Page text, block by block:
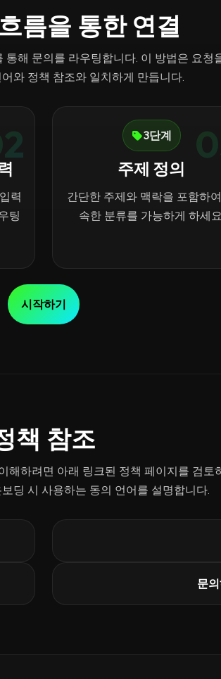
름을 통한 연결
해 문의를 라우팅합니다. 이 방법은 요청
와 정책 참조와 일치하게 만듭니다.
력
팅
3단계
주제 정의
간단한 주제와 맥락을 포함하
속한 분류를 가능하게 하세
시작하기
책 참조
해하려면 아래 링크된 정책 페이지를 검토
딩 시 사용하는 동의 언어를 설명합니다.
문